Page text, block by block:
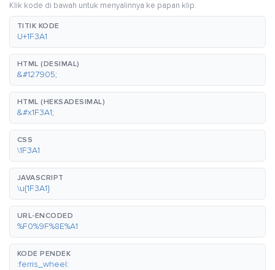
Klik kode di bawah untuk menyalinnya ke papan klip.
TITIK KODE
U+1F3A1
HTML (DESIMAL)
&#127905;
HTML (HEKSADESIMAL)
&#x1F3A1;
CSS
\1F3A1
JAVASCRIPT
\u{1F3A1}
URL-ENCODED
%F0%9F%8E%A1
KODE PENDEK
:ferris_wheel: